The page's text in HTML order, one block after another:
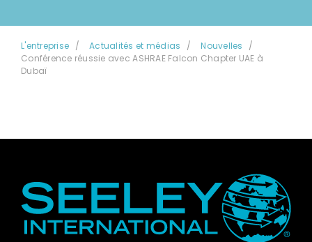
L'entreprise Actualités et médias
Nouvelles
Conférence réussie avec ASHRAE Falcon Chapter UAE à
Dubaï